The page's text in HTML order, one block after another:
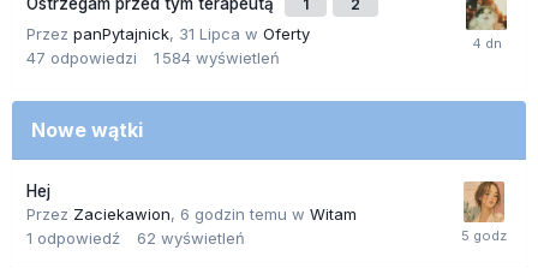
Ostrzegam przed tym terapeutą 1 2
Przez panPytajnick, 31 Lipca w Oferty
47 odpowiedzi 1 584 wyświetleń
Nowe wątki
Hej
Przez Zaciekawion, 6 godzin temu w Witam
1 odpowiedź 62 wyświetleń